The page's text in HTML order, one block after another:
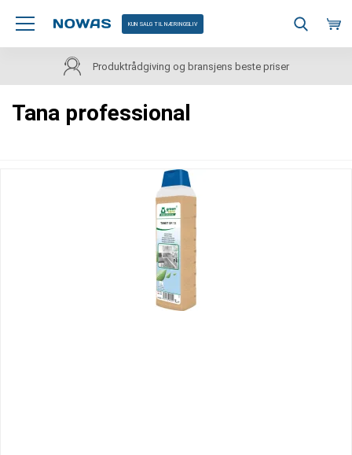
KUN SALG TIL NÆRINGSLIV
Produktrådgiving og bransjens beste priser
Tana professional